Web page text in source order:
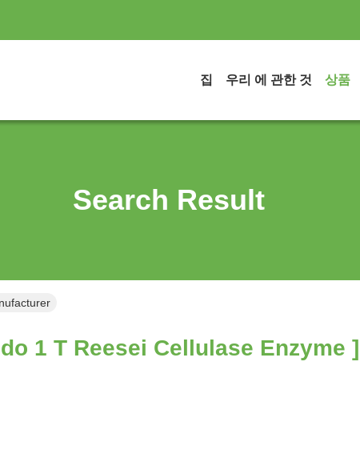
집 우리 에 관한 것 상품
Search Result
1 T Reesei Cellulase Enzyme ]